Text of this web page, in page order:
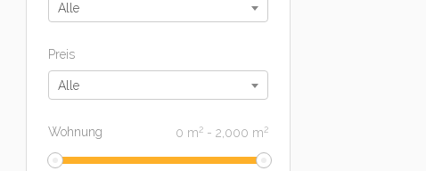
Alle
Preis
Alle
Wohnung 0 m2 - 2,000 m2